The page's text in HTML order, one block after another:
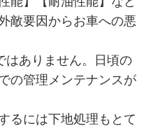
敵要因からお車への悪
ありません。日頃の
の管理メンテナンスが
るには下地処理もとて